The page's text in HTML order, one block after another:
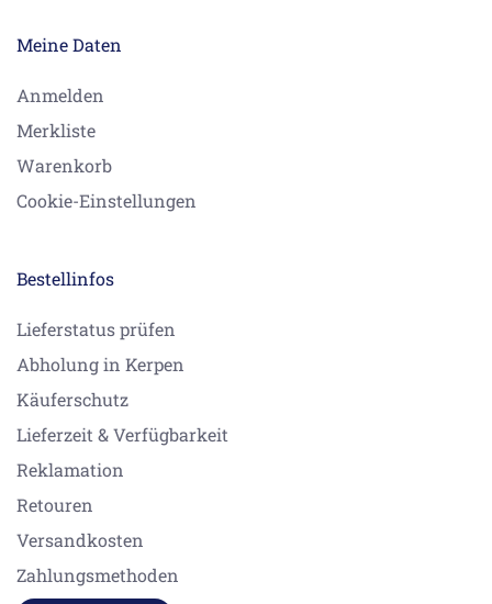
Meine Daten
Anmelden
Merkliste
Warenkorb
Cookie-Einstellungen
Bestellinfos
Lieferstatus prüfen
Abholung in Kerpen
Käuferschutz
Lieferzeit & Verfügbarkeit
Reklamation
Retouren
Versandkosten
Zahlungsmethoden